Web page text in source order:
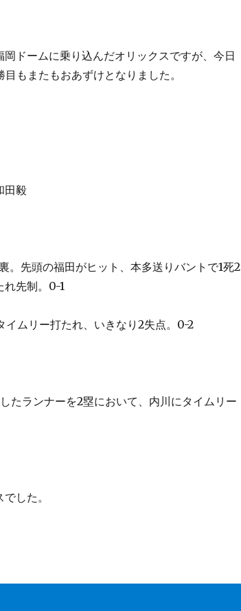
ドームに乗り込んだオリックスですが、今日
もまたもおあずけとなりました。
田毅
。先頭の福田がヒット、本多送りバントで1死2
れ先制。0-1
イムリー打たれ、いきなり2失点。0-2
たランナーを2塁において、内川にタイムリー
した。